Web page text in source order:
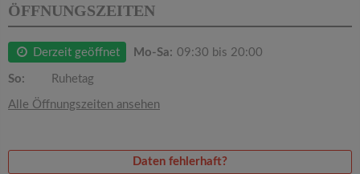
ÖFFNUNGSZEITEN
Derzeit geöffnet Mo-Sa: 09:30 bis 20:00
So: Ruhetag
Alle Öffnungszeiten ansehen
Daten fehlerhaft?
a